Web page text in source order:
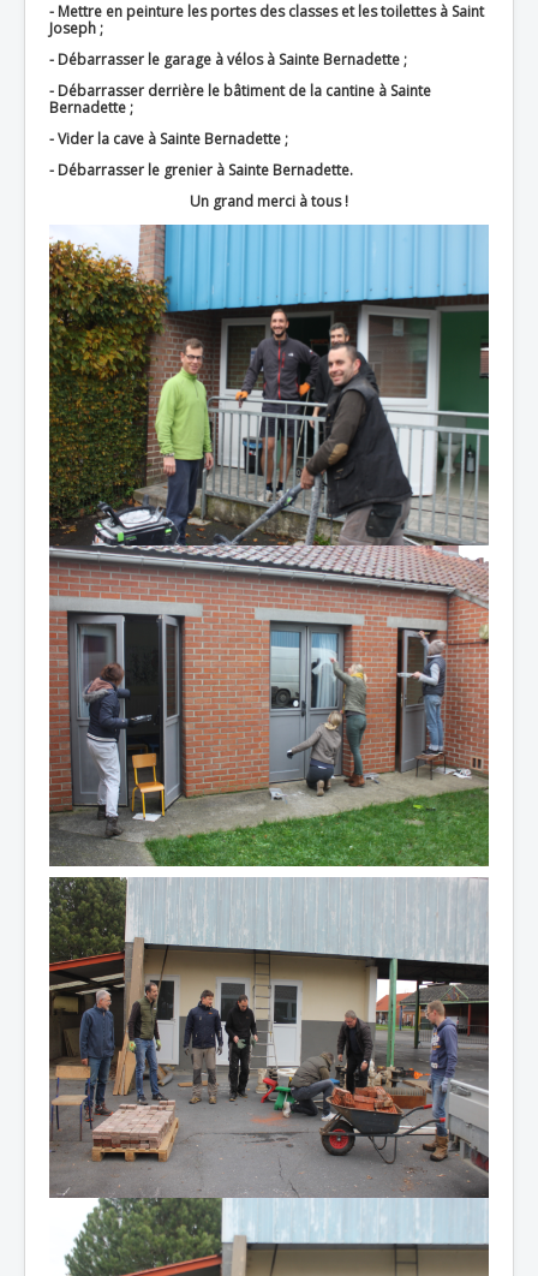
- Mettre en peinture les portes des classes et les toilettes à Saint
Joseph ;
- Débarrasser le garage à vélos à Sainte Bernadette ;
- Débarrasser derrière le bâtiment de la cantine à Sainte
Bernadette ;
- Vider la cave à Sainte Bernadette ;
- Débarrasser le grenier à Sainte Bernadette.
Un grand merci à tous !